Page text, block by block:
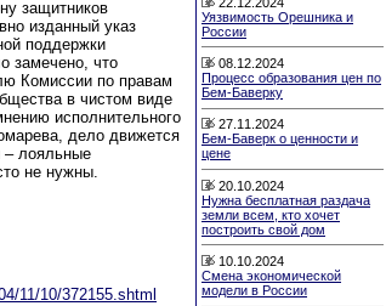
защитников
изданный указ
поддержки
замечено, что
Комиссии по правам
в чистом виде
исполнительного
дело движется
– лояльные
не нужны.
11/10/372155.shtml
Уязвимость Орешника и
России
08.12.2024
Процесс образования цен по
Бем-Баверку
27.11.2024
Бем-Баверк о ценности и
цене
20.10.2024
Нужна бесплатная раздача
земли всем, кто хочет
построить свой дом
10.10.2024
Смена экономической
модели в России